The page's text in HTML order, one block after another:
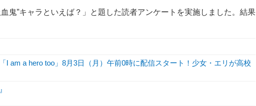
鬼”キャラといえば？」と題した読者アンケートを実施しました。結果
I am a hero too」8月3日（月）午前0時に配信スタート！少女・エリが高校